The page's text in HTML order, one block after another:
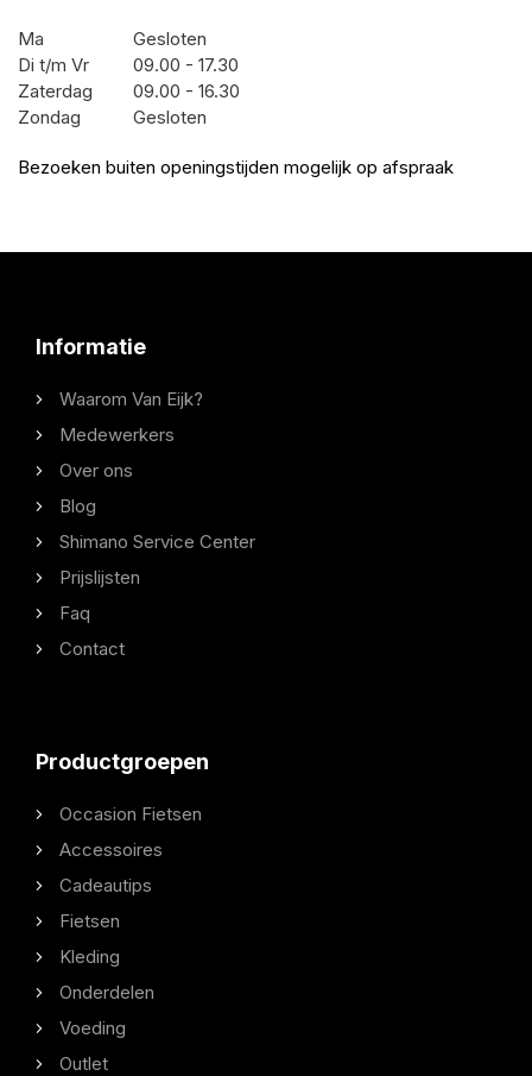
Ma
Gesloten
Di t/m Vr
09.00 - 17.30
Zaterdag
09.00 - 16.30
Zondag
Gesloten
Bezoeken buiten openingstijden mogelijk op afspraak
Informatie
Waarom Van Eijk?
Medewerkers
Over ons
Blog
Shimano Service Center
Prijslijsten
Faq
Contact
Productgroepen
Occasion Fietsen
Accessoires
Cadeautips
Fietsen
Kleding
Onderdelen
Voeding
Outlet